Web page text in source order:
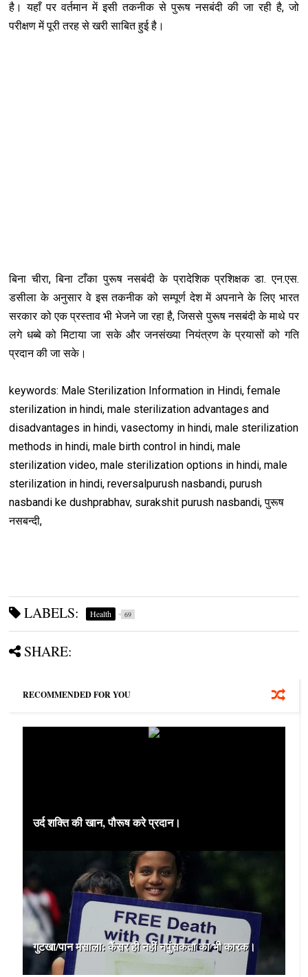
है। यहाँ पर वर्तमान में इसी तकनीक से पुरूष नसबंदी की जा रही है, जो
परीक्षण में पूरी तरह से खरी साबित हुई है।
बिना चीरा, बिना टाँका पुरूष नसबंदी के प्रादेशिक प्रशिक्षक डा. एन.एस.
डसीला के अनुसार वे इस तकनीक को सम्पूर्ण देश में अपनाने के लिए भारत
सरकार को एक प्रस्ताव भी भेजने जा रहा है, जिससे पुरूष नसबंदी के माथे पर
लगे धब्बे को मिटाया जा सके और जनसंख्या नियंत्रण के प्रयासों को गति
प्रदान की जा सके।
keywords: Male Sterilization Information in Hindi, female
sterilization in hindi, male sterilization advantages and
disadvantages in hindi, vasectomy in hindi, male sterilization
methods in hindi, male birth control in hindi, male
sterilization video, male sterilization options in hindi, male
sterilization in hindi, reversalpurush nasbandi, purush
nasbandi ke dushprabhav, surakshit purush nasbandi, पुरूष
नसबन्दी,
LABELS: Health 69
SHARE:
RECOMMENDED FOR YOU
उर्द शक्ति की खान, पौरूष करे प्रदान।
गुटखा/पान मसाला: कैंसर ही नहीं नपुंसकता का भी कारक।